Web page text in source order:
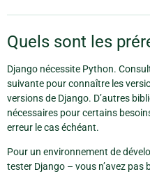
Quels sont les
Django nécessite Python.
suivante pour connaître les
versions de Django. D’autres
nécessaires pour certains
erreur le cas échéant.
Pour un environnement de
tester Django – vous n’avez pas